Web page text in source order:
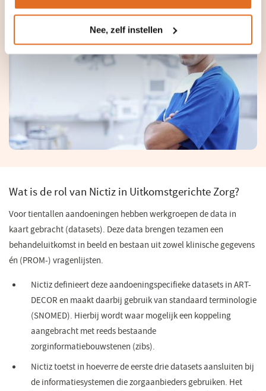
Nee, zelf instellen
Wat is de rol van Nictiz in Uitkomstgerichte Zorg?
Voor tientallen aandoeningen hebben werkgroepen de data in
kaart gebracht (datasets). Deze data brengen tezamen een
behandeluitkomst in beeld en bestaan uit zowel klinische gegevens
én (PROM-) vragenlijsten.
Nictiz definieert deze aandoeningspecifieke datasets in ART-
DECOR en maakt daarbij gebruik van standaard terminologie
(SNOMED). Hierbij wordt waar mogelijk een koppeling
aangebracht met reeds bestaande
zorginformatiebouwstenen (zibs).
Nictiz toetst in hoeverre de eerste drie datasets aansluiten bij
de informatiesystemen die zorgaanbieders gebruiken. Het